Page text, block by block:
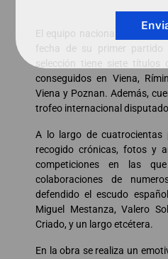
El equipo nacional español
fecha de su primer partido
selección tiene siete títulos
conseguidos en Viena,
Viena y Poznan. Además,
trofeo internacional
A lo largo de cuatrocientas
recogido crónicas, fotos y
competiciones en las
colaboraciones de
defendido el escudo
Miguel Mestanza, Valero
Criado, y un largo etcétera.
En la obra se realiza un